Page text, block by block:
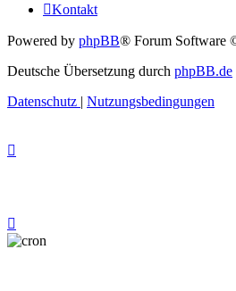
Kontakt
Powered by phpBB® Forum Software
Deutsche Übersetzung durch phpBB.de
Datenschutz | Nutzungsbedingungen